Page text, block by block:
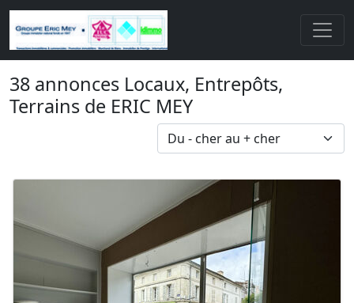
38 annonces Locaux, Entrepôts,
Terrains de ERIC MEY